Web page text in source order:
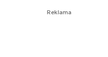
Reklama